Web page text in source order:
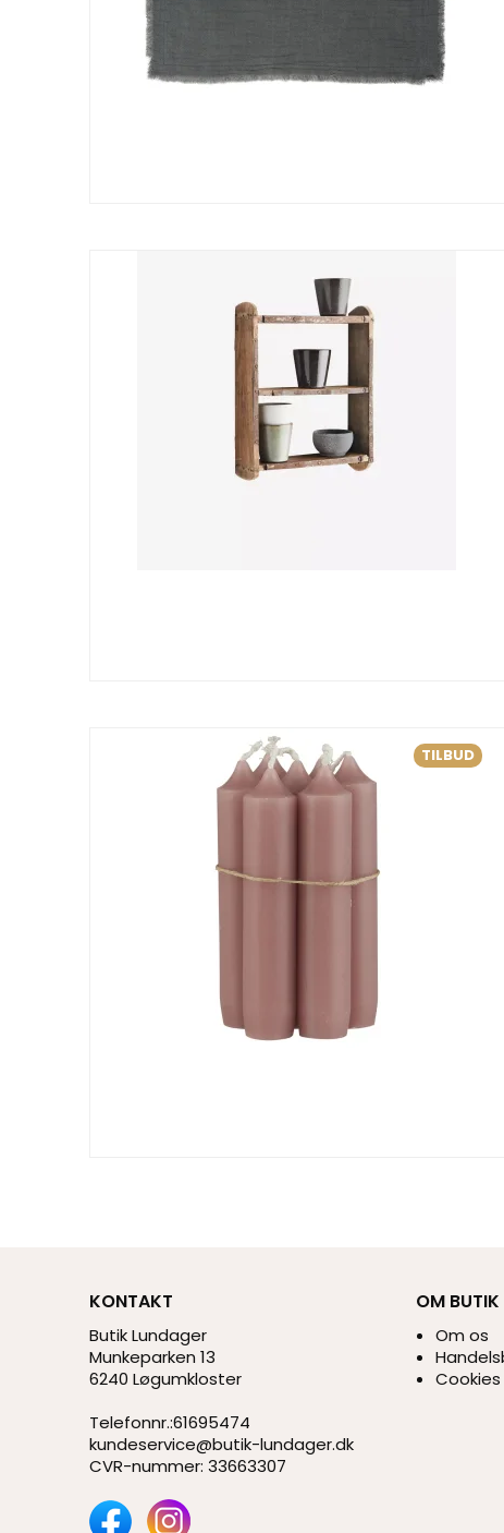
TILBUD
KONTAKT
Butik Lundager
Munkeparken 13
6240 Løgumkloster
Telefonnr.:61695474
kundeservice@butik-lundager.dk
CVR-nummer: 33663307
OM BUTIK
Om os